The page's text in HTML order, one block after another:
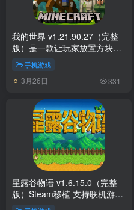
我的世界 v1.21.90.27（完整
版）是一款让玩家放置方块和
历险的游戏！
手机游戏
3月26日 331
星露谷物语 v1.6.15.0（完整
版）Steam移植 支持联机游